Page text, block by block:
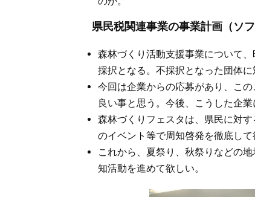
県民税関連事業の事業計画（ソ
森林づくり活動支援事業について
採択となる。不採択となった団体
今回は企業からの応募があり、こ
良い事と思う。今後、こうした企
森林づくりフェスタは、県民に対
のイベント等で周知啓発を徹底して
これから、夏祭り、秋祭りなどの
知活動を進めて欲しい。